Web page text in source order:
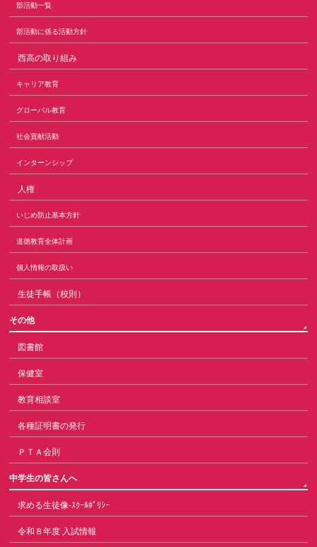
部活動一覧
部活動に係る活動方針
西高の取り組み
キャリア教育
グローバル教育
社会貢献活動
インターンシップ
人権
いじめ防止基本方針
道徳教育全体計画
個人情報の取扱い
生徒手帳（校則）
その他
図書館
保健室
教育相談室
各種証明書の発行
ＰＴＡ会則
中学生の皆さんへ
求める生徒像-ｽｸｰﾙﾎﾟﾘｼｰ
令和８年度 入試情報